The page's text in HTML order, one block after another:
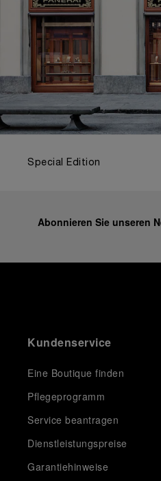
Special Edition
Abonnieren Sie unseren
Kundenservice
Eine Boutique finden
Pflegeprogramm
Service beantragen
Dienstleistungspreise
Garantiehinweise